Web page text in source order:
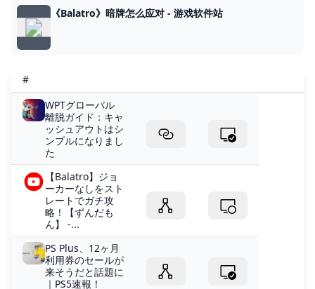
《Balatro》暗牌怎么应对 - 游戏软件站
#
WPTグローバル
離脱ガイド：キャ
ッシュアウトはシ
ンプルになりまし
た
【Balatro】ジョ
ーカーなしをスト
レートでガチ攻
略！【ずんだも
ん】 -...
PS Plus、12ヶ月
利用券のセールが
来そうだと話題に
｜PS5速報！